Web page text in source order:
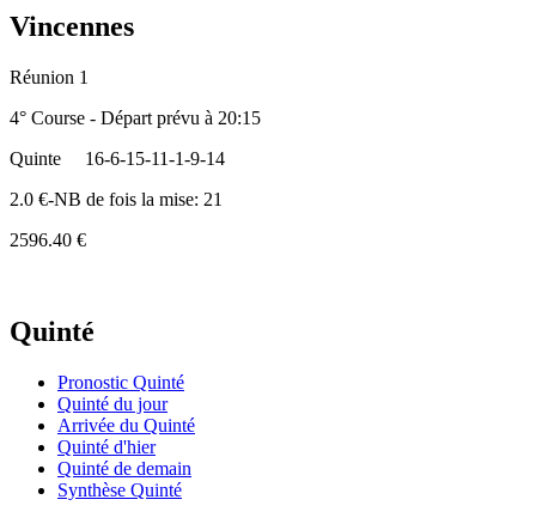
Vincennes
Réunion 1
4° Course - Départ prévu à 20:15
Quinte
16-6-15-11-1-9-14
2.0 €-NB de fois la mise: 21
2596.40 €
Quinté
Pronostic Quinté
Quinté du jour
Arrivée du Quinté
Quinté d'hier
Quinté de demain
Synthèse Quinté